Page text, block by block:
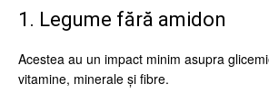
1. Legume fără amidon
Acestea au un impact minim asupra
vitamine, minerale și fibre.